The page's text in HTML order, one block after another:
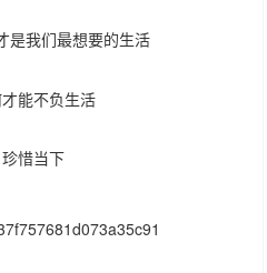
是我们最想要的生活
能不负生活
惜当下